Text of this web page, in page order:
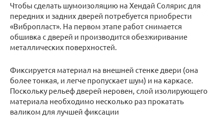
Чтобы сделать шумоизоляцию на Хендай Солярис для
передних и задних дверей потребуется приобрести
«Вибропласт». На первом этапе работ снимается
обшивка с дверей и производится обезжиривание
металлических поверхностей.
Фиксируется материал на внешней стенке двери (она
более тонкая, и легче пропускает шум) и на каркасе.
Поскольку рельеф дверей неровен, слой изолирующего
материала необходимо несколько раз прокатать
валиком для лучшей фиксации